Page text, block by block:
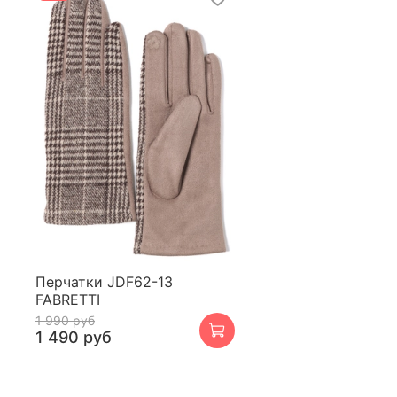
Перчатки JDF62-13
FABRETTI
1 990 руб
1 490 руб